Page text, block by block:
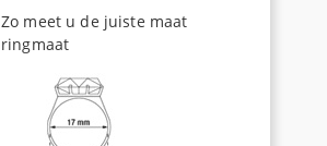
Zo meet u de juiste maat
ringmaat